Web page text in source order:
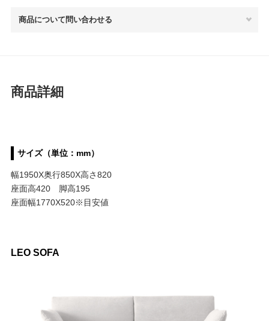
商品について問い合わせる
商品詳細
サイズ（単位：mm）
幅1950X奥行850X高さ820
座面高420 脚高195
座面幅1770X520※目安値
LEO SOFA